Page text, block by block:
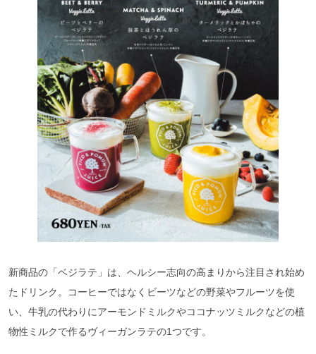
新商品の「ベジラテ」は、ヘルシー志向の高まりから注目され始め
たドリンク。コーヒーではなくビーツなどの野菜やフルーツを使
い、牛乳の代わりにアーモンドミルクやココナッツミルクなどの植
物性ミルクで作るヴィーガンラテの1つです。